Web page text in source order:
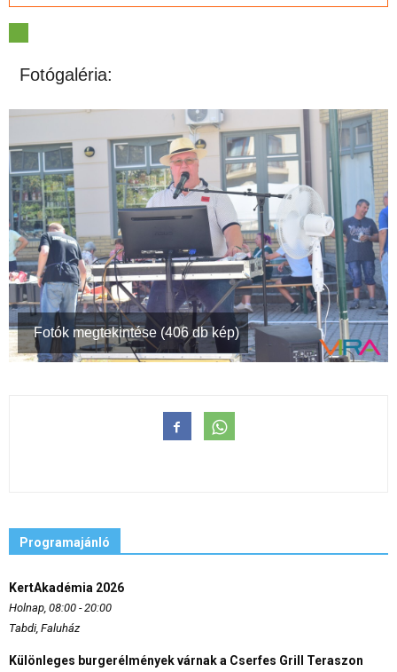
Fotógaléria:
Fotók megtekintése (406 db kép)
Programajánló
KertAkadémia 2026
Holnap, 08:00 - 20:00
Tabdi, Faluház
Különleges burgerélmények várnak a Cserfes Grill Teraszon